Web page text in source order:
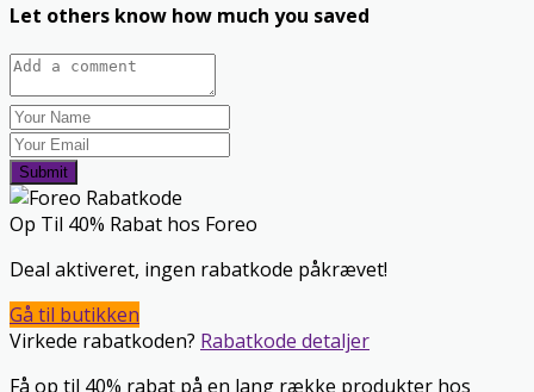
Let others know how much you saved
Submit
Op Til 40% Rabat hos Foreo
Deal aktiveret, ingen rabatkode påkrævet!
Gå til butikken
Virkede rabatkoden? Rabatkode detaljer
Få op til 40% rabat på en lang række produkter hos